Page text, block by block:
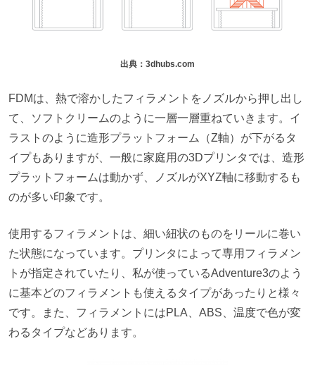
出典：3dhubs.com
FDMは、熱で溶かしたフィラメントをノズルから押し出し
て、ソフトクリームのように一層一層重ねていきます。イ
ラストのように造形プラットフォーム（Z軸）が下がるタ
イプもありますが、一般に家庭用の3Dプリンタでは、造形
プラットフォームは動かず、ノズルがXYZ軸に移動するも
のが多い印象です。
使用するフィラメントは、細い紐状のものをリールに巻い
た状態になっています。プリンタによって専用フィラメン
トが指定されていたり、私が使っているAdventure3のよう
に基本どのフィラメントも使えるタイプがあったりと様々
です。また、フィラメントにはPLA、ABS、温度で色が変
わるタイプなどあります。